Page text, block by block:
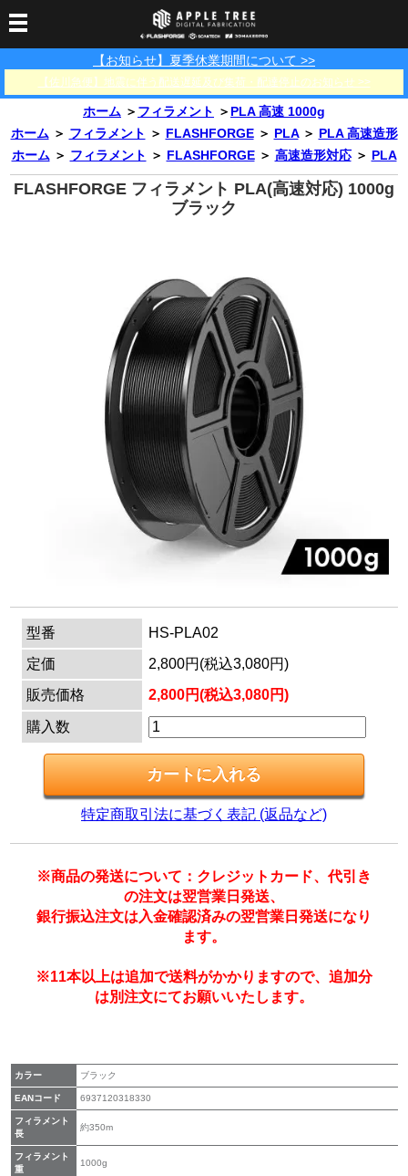
【お知らせ】夏季休業期間について >>
【佐川急便】地震に伴う配送遅延及び集荷・配達停止のお知らせ >>
3Dプリンター
3Dプリンター一覧 FLASHFORGE Bambu Lab
3Dスキャナー
SCANOLOGY 3DeVOK 3Dスキャナー消耗品
3DMakerpro
フィラメント
フィラメント一覧 FLASHFORGE Bambu Lab
FusRock その他
光造形用レジン
DLP用レジン LCD用レジン エキマテ レジン
消耗品
部品
フィラメント乾燥・防
フィラメント保管用乾
燥剤
カプトンテープ
PP用タックシート
在庫処分セール
サポート
ダウンロード
ショールーム
オフィシャルサイト
法人窓口
マイページ
カートを見る
ホーム ＞ フィラメント ＞ PLA 高速 1000g
ホーム ＞ フィラメント ＞ FLASHFORGE ＞ PLA ＞ PLA 高速造形
ホーム ＞ フィラメント ＞ FLASHFORGE ＞ 高速造形対応 ＞ PLA
FLASHFORGE フィラメント PLA(高速対応) 1000g
ブラック
型番
HS-PLA02
定価
2,800円(税込3,080円)
販売価格
2,800円(税込3,080円)
購入数
特定商取引法に基づく表記 (返品など)
※商品の発送について：クレジットカード、代引き
の注文は翌営業日発送、
銀行振込注文は入金確認済みの翌営業日発送になり
ます。
※11本以上は追加で送料がかかりますので、追加分
は別注文にてお願いいたします。
カラー ブラック
EANコード 6937120318330
フィラメント
長
約350m
フィラメント
重
1000g